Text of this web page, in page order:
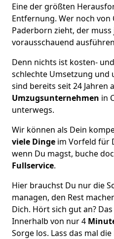
Eine der größten
Entfernung. Wer noch von
Paderborn zieht, der
vorausschauend
Denn nichts ist kosten-
schlechte Umsetzung und
sind bereits seit 24 Jahren
Umzugsunternehmen in
unterwegs.
Wir können als Dein
viele Dinge im Vorfeld für
wenn Du magst, buche
Fullservice.
Hier brauchst Du nur die
managen, den Rest
Dich. Hört sich gut an?
Innerhalb von nur 4
Sorge los. Lass das mal